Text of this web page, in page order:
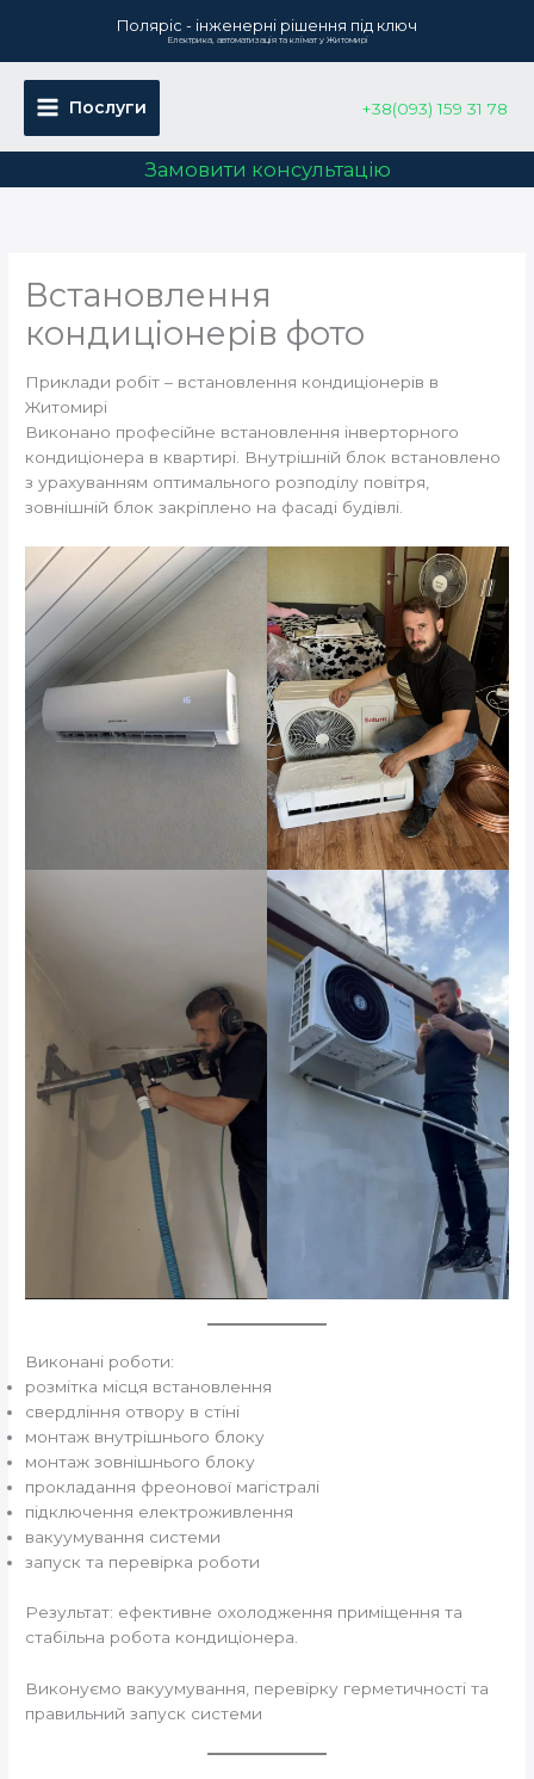
вмісту
Поляріс - інженерні рішення під ключ
Електрика, автоматизація та клімат у Житомирі
Послуги +38(093) 159 31 78
Замовити консультацію
Встановлення
кондиціонерів фото
Приклади робіт – встановлення кондиціонерів в
Житомирі
Виконано професійне встановлення інверторного
кондиціонера в квартирі. Внутрішній блок встановлено
з урахуванням оптимального розподілу повітря,
зовнішній блок закріплено на фасаді будівлі.
Виконані роботи:
розмітка місця встановлення
свердління отвору в стіні
монтаж внутрішнього блоку
монтаж зовнішнього блоку
прокладання фреонової магістралі
підключення електроживлення
вакуумування системи
запуск та перевірка роботи
Результат: ефективне охолодження приміщення та
стабільна робота кондиціонера.
Виконуємо вакуумування, перевірку герметичності та
правильний запуск системи